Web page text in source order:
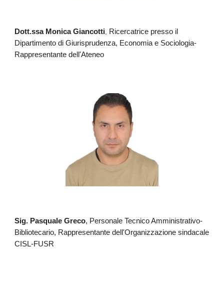
Dott.ssa Monica Giancotti
Ricercatrice presso il
Dipartimento di Giurisprudenza, Economia e Sociologia-
Rappresentante dell'Ateneo
Sig. Pasquale Greco, Personale Tecnico Amministrativo-
Bibliotecario, Rappresentante dell'Organizzazione sindacale
CISL-FUSR